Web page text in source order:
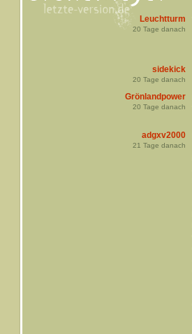
Leuchtturm
20 Tage danach
sidekick
20 Tage danach
Grönlandpower
20 Tage danach
adgxv2000
21 Tage danach